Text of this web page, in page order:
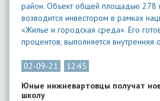
район. Объект общей площадью 278
возводится инвестором в рамках
«Жилье и городская среда». Его
процентов, выполняется внутренняя
02-09-21
12:45
Юные нижневартовцы получат
школу